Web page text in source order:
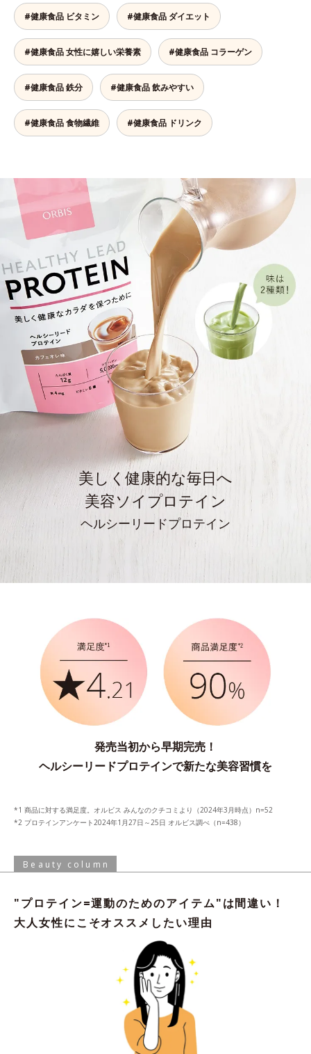
#健康食品 ビタミン #健康食品 ダイエット
#健康食品 女性に嬉しい栄養素 #健康食品 コラーゲン
#健康食品 鉄分 #健康食品 飲みやすい
#健康食品 食物繊維 #健康食品 ドリンク
美しく健康的な毎日へ
美容ソイプロテイン
ヘルシーリードプロテイン
発売当初から早期完売！
ヘルシーリードプロテインで新たな美容習慣を
商品に対する満足度。オルビス みんなのクチコミより（2024年3月時点）n=52
プロテインアンケート2024年1月27日～25日 オルビス調べ（n=438）
Beauty column
"プロテイン=運動のためのアイテム"は間違い！
大人女性にこそオススメしたい理由